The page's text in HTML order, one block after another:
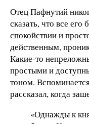
Отец Пафнутий
сказать, что все его
спокойствии и
действенным,
Какие-то
простыми и
тоном.
рассказал, когда
«Однажды к